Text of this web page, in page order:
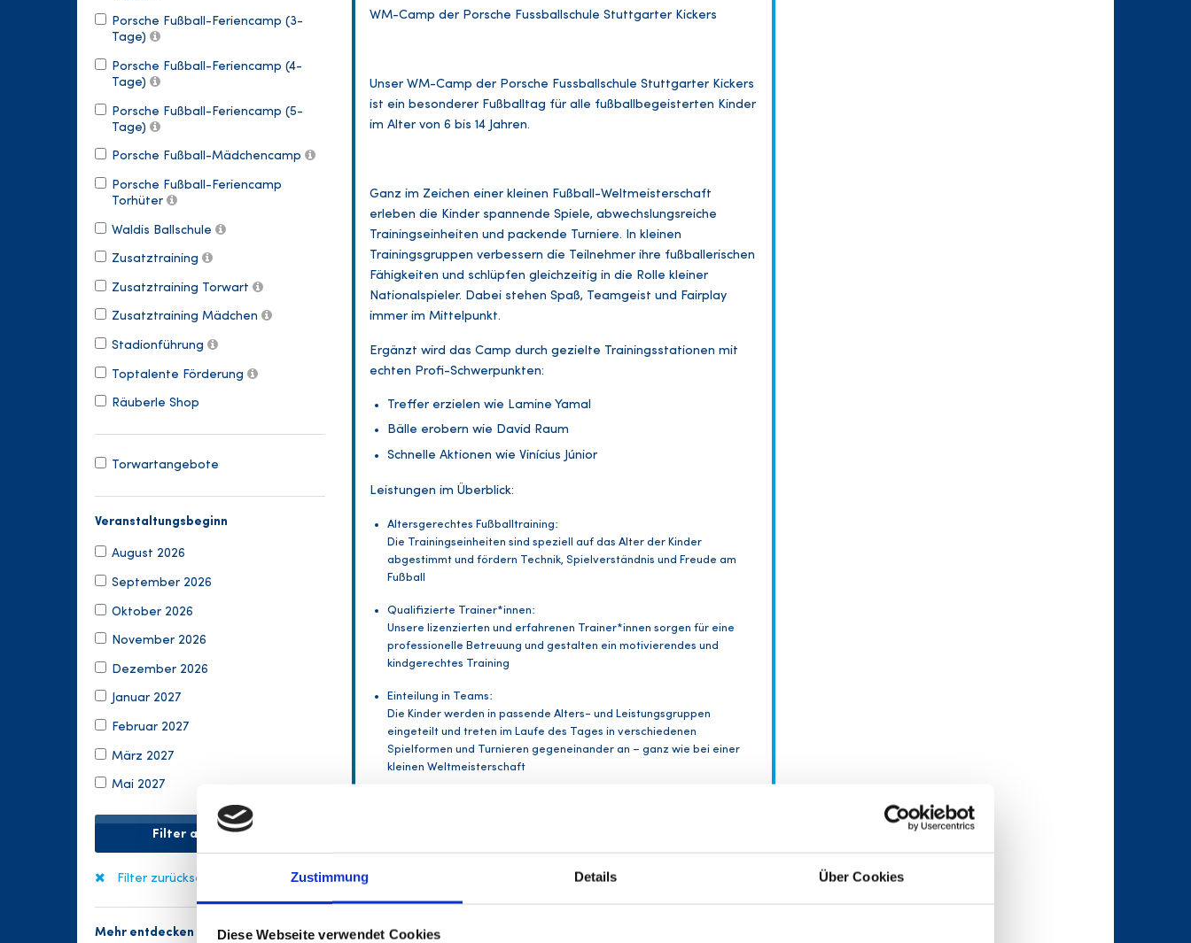
Zustimmung Details Über Cookies
Diese Webseite verwendet Cookies
Porsche Fußball-Feriencamp (3-
Tage)
Porsche Fußball-Feriencamp (4-
Tage)
Porsche Fußball-Feriencamp (5-
Tage)
Porsche Fußball-Mädchencamp
Porsche Fußball-Feriencamp
Torhüter
Waldis Ballschule
Zusatztraining
Zusatztraining Torwart
Zusatztraining Mädchen
Stadionführung
Toptalente Förderung
Räuberle Shop
Torwartangebote
Veranstaltungsbeginn
August 2026
September 2026
Oktober 2026
November 2026
Dezember 2026
Januar 2027
Februar 2027
März 2027
Mai 2027
Filter anwenden
Filter zurücksetzen
Mehr entdecken
WM-Camp der Porsche Fussballschule Stuttgarter Kickers
Unser WM-Camp der Porsche Fussballschule Stuttgarter Kickers
ist ein besonderer Fußballtag für alle fußballbegeisterten Kinder
im Alter von 6 bis 14 Jahren.
Ganz im Zeichen einer kleinen Fußball-Weltmeisterschaft
erleben die Kinder spannende Spiele, abwechslungsreiche
Trainingseinheiten und packende Turniere. In kleinen
Trainingsgruppen verbessern die Teilnehmer ihre fußballerischen
Fähigkeiten und schlüpfen gleichzeitig in die Rolle kleiner
Nationalspieler. Dabei stehen Spaß, Teamgeist und Fairplay
immer im Mittelpunkt.
Ergänzt wird das Camp durch gezielte Trainingsstationen mit
echten Profi-Schwerpunkten:
Treffer erzielen wie Lamine Yamal
Bälle erobern wie David Raum
Schnelle Aktionen wie Vinícius Júnior
Leistungen im Überblick:
Altersgerechtes Fußballtraining:
Die Trainingseinheiten sind speziell auf das Alter der Kinder
abgestimmt und fördern Technik, Spielverständnis und Freude am
Fußball
Qualifizierte Trainer*innen:
Unsere lizenzierten und erfahrenen Trainer*innen sorgen für eine
professionelle Betreuung und gestalten ein motivierendes und
kindgerechtes Training
Einteilung in Teams:
Die Kinder werden in passende Alters- und Leistungsgruppen
eingeteilt und treten im Laufe des Tages in verschiedenen
Spielformen und Turnieren gegeneinander an – ganz wie bei einer
kleinen Weltmeisterschaft
Spannende Turniere, Wettbewerbe und Spielformen sorgen für
echte WM-Atmosphäre. Die Kinder können ihr Können unter Beweis